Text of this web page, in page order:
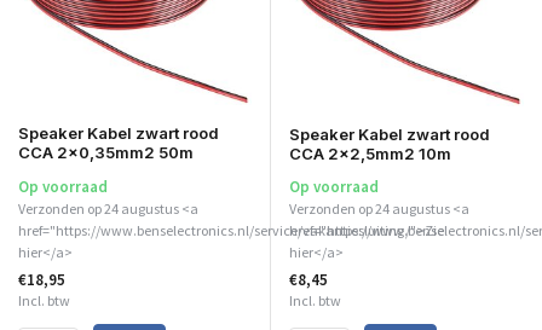
Speaker Kabel zwart rood
CCA 2x0,35mm2 50m
Op voorraad
Verzonden op 24 augustus <a
href="https://www.benselectronics.nl/service/vakantiesluiting/">Zie
hier</a>
€18,95
Incl. btw
Speaker Kabel zwart rood
CCA 2x2,5mm2 10m
Op voorraad
Verzonden op 24 augustus <a
href="https://www.benselectronics.nl/
hier</a>
€8,45
Incl. btw